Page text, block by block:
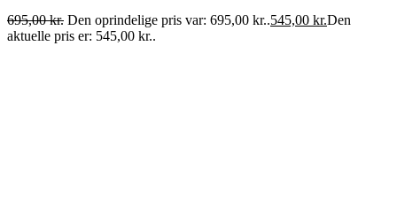
695,00kr. Den oprindelige pris var: 695,00 kr..545,00 kr.Den
aktuelle pris er: 545,00 kr..